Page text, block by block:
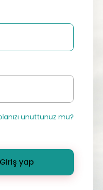
unuttunuz mu?
Giriş yap